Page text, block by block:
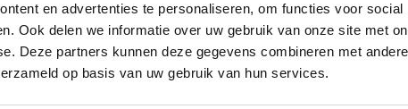
en advertenties te personaliseren, om functies voor
Ook delen we informatie over uw gebruik van onze site met
Deze partners kunnen deze gegevens combineren met
op basis van uw gebruik van hun services.